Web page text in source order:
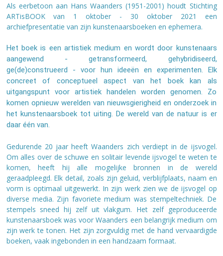
Als eerbetoon aan Hans Waanders (1951-2001) houdt Stichting
ARTisBOOK van 1 oktober - 30 oktober 2021 een
archiefpresentatie van zijn kunstenaarsboeken en ephemera.
Het boek is een artistiek medium en wordt door kunstenaars
aangewend - getransformeerd, gehybridiseerd,
ge(de)construeerd - voor hun ideeën en experimenten. Elk
concreet of conceptueel aspect van het boek kan als
uitgangspunt voor artistiek handelen worden genomen. Zo
komen opnieuw werelden van nieuwsgierigheid en onderzoek in
het kunstenaarsboek tot uiting. De wereld van de natuur is er
daar één van.
Gedurende 20 jaar heeft Waanders zich verdiept in de ijsvogel.
Om alles over de schuwe en solitair levende ijsvogel te weten te
komen, heeft hij alle mogelijke bronnen in de wereld
geraadpleegd. Elk detail, zoals zijn geluid, verblijfplaats, naam en
vorm is optimaal uitgewerkt. In zijn werk zien we de ijsvogel op
diverse media. Zijn favoriete medium was stempeltechniek. De
stempels sneed hij zelf uit vlakgum. Het zelf geproduceerde
kunstenaarsboek was voor Waanders een belangrijk medium om
zijn werk te tonen. Het zijn zorgvuldig met de hand vervaardigde
boeken, vaak ingebonden in een handzaam formaat.